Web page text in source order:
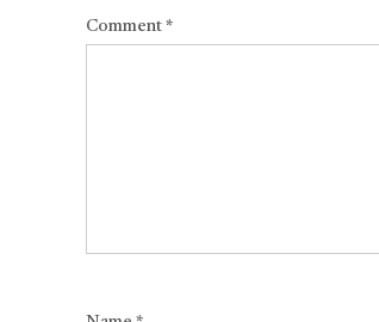
Comment *